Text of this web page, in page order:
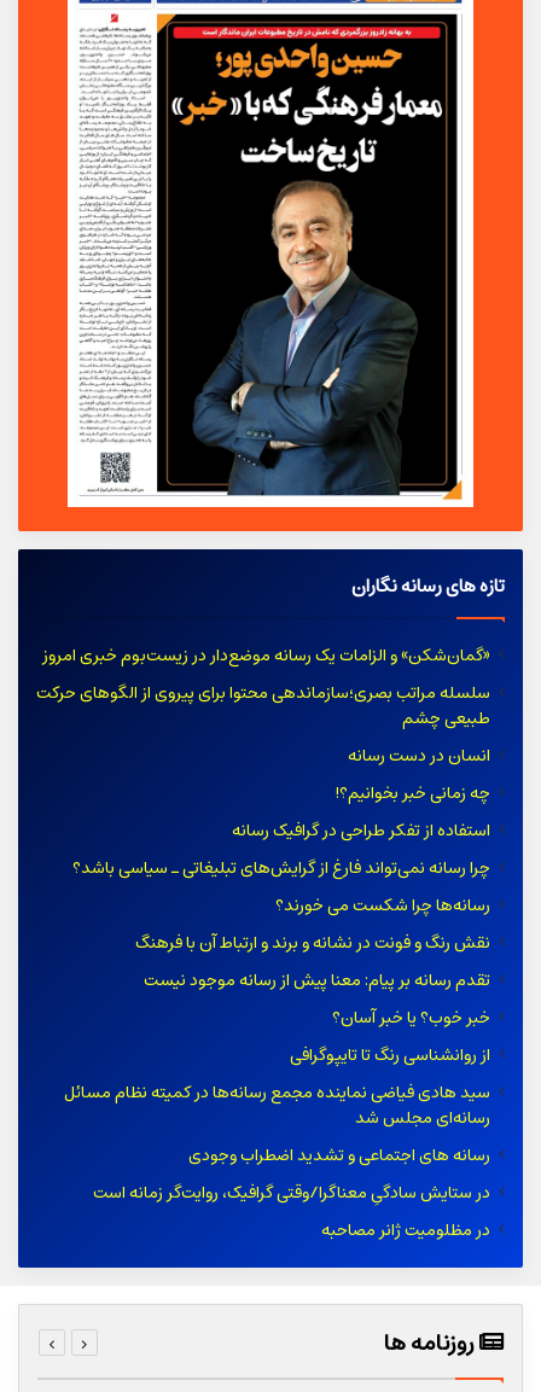
تازه های رسانه نگاران
«گمان‌شکن» و الزامات یک رسانه موضع‌دار در زیست‌بوم خبری امروز
سلسله مراتب بصری؛سازماندهی محتوا برای پیروی از الگوهای حرکت
طبیعی چشم
انسان در دست رسانه
چه زمانی خبر بخوانیم؟!
استفاده از تفکر طراحی در گرافیک رسانه
چرا رسانه نمی‌تواند فارغ از گرایش‌های تبلیغاتی ـ سیاسی باشد؟
رسانه‌ها چرا شکست می خورند؟
نقش رنگ و فونت در نشانه و برند و ارتباط آن با فرهنگ
تقدم رسانه بر پیام: معنا پیش از رسانه موجود نیست
خبر خوب؟ یا خبر آسان؟
از روانشناسی رنگ تا تایپوگرافی
سید هادی فیاضی نماینده مجمع رسانه‌ها در کمیته نظام مسائل
رسانه‌ای مجلس شد
رسانه های اجتماعی و تشدید اضطراب وجودی
در ستایش سادگیِ معناگرا/وقتی گرافیک، روایت‌گر زمانه است
در مظلومیت ژانر مصاحبه
روزنامه ها